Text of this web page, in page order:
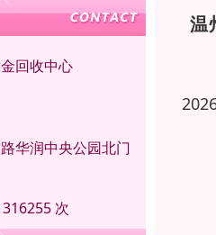
回收中心
华润中央公园北门
次
温